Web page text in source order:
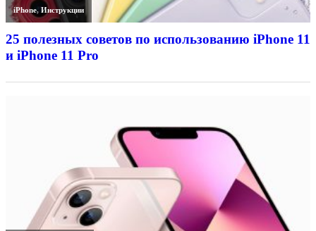
iPhone,Инструкции
25 полезных советов по использованию iPhone 11
и iPhone 11 Pro